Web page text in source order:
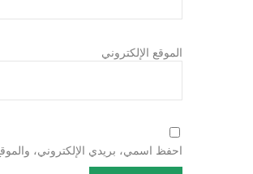
الموقع الإلكتروني
احفظ اسمي، بريدي الإلكتروني،